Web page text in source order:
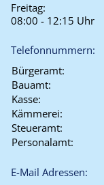
Freitag:
08:00 - 12:15 Uhr
Telefonnummern:
Bürgeramt:
Bauamt:
Kasse:
Kämmerei:
Steueramt:
Personalamt:
E-Mail Adressen: